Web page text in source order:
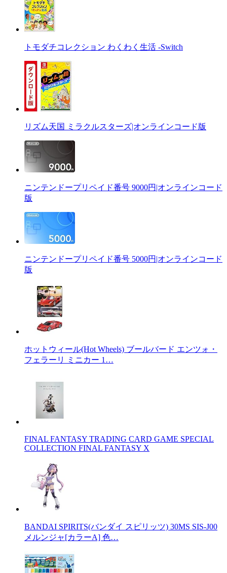
トモダチコレクション わくわく生活 -Switch
リズム天国 ミラクルスターズ|オンラインコード版
ニンテンドープリペイド番号 9000円|オンラインコード
版
ニンテンドープリペイド番号 5000円|オンラインコード
版
ホットウィール(Hot Wheels) ブールバード エンツォ・
フェラーリ ミニカー 1…
FINAL FANTASY TRADING CARD GAME SPECIAL
COLLECTION FINAL FANTASY X
BANDAI SPIRITS(バンダイ スピリッツ) 30MS SIS-J00
メルンジャ[カラーA] 色…